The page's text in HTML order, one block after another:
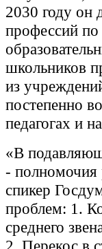
2030 году он
профессий
школьников
из
постепенно
педагогах и
«В
- полномочия
спикер
проблем: 1.
среднего